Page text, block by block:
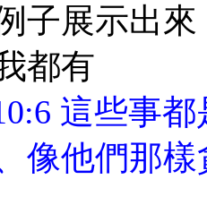
子展示出
都有
這些事
像他們那